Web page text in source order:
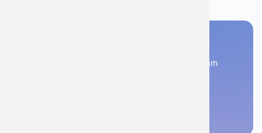
Đăng kí ngay để được các chuyên gia tư vấn và khám